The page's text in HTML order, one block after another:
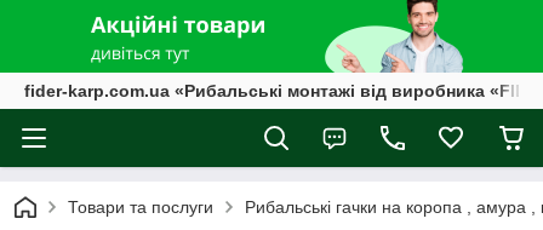
fider-karp.com.ua «Рибальські монтажі від виробника
Товари та послуги Рибальські гачки на коропа , амура